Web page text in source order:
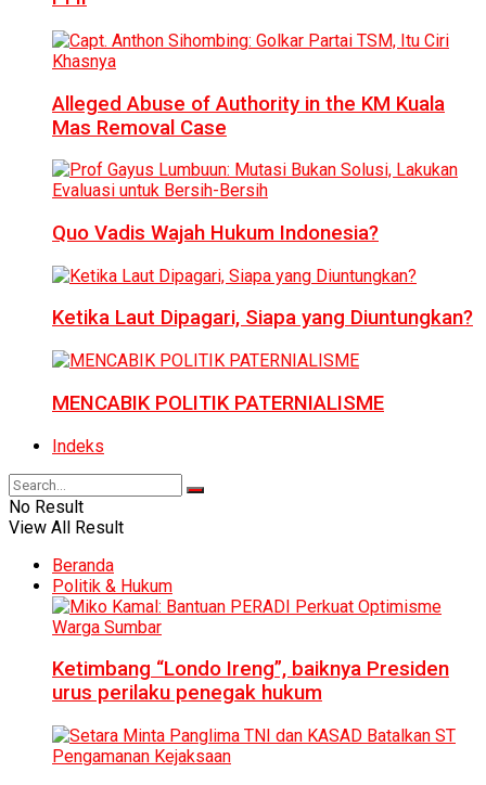
Alleged Abuse of Authority in the KM Kuala
Mas Removal Case
Quo Vadis Wajah Hukum Indonesia?
Ketika Laut Dipagari, Siapa yang Diuntungkan?
MENCABIK POLITIK PATERNIALISME
Indeks
No Result
View All Result
Beranda
Politik & Hukum
Ketimbang “Londo Ireng”, baiknya Presiden
urus perilaku penegak hukum